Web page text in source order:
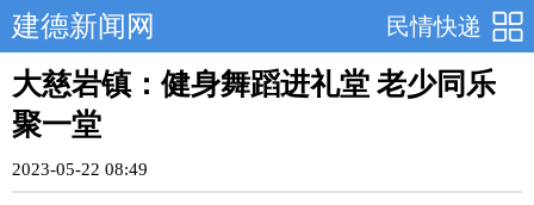
民情快递
建德新闻网
大慈岩镇：健身舞蹈进礼堂 老少同乐
聚一堂
2023-05-22 08:49